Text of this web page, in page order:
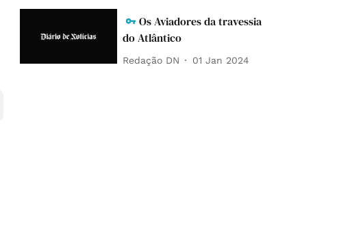
Os Aviadores da travessia
do Atlântico
Redação DN 01 Jan 2024